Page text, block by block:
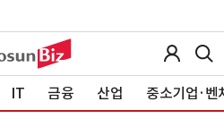
IT 금융 산업 중소기업·벤